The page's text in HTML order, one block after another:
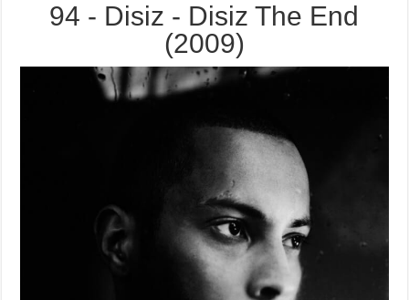
94 - Disiz - Disiz The End
(2009)